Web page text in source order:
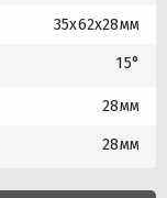
35x62x28мм
15°
28мм
28мм